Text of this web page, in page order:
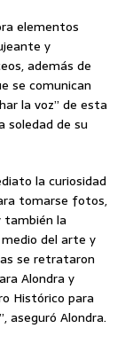
elementos
y
además de
se comunican
la voz” de esta
soledad de su
la curiosidad
tomarse fotos,
también la
del arte y
se retrataron
Alondra y
Histórico para
aseguró Alondra.